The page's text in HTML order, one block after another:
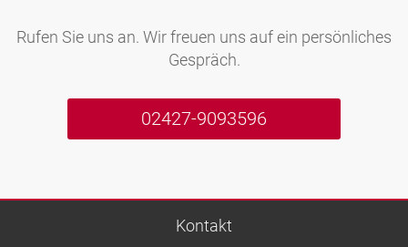
Rufen Sie uns an. Wir freuen uns auf ein persönliches
Gespräch.
02427-9093596
Kontakt